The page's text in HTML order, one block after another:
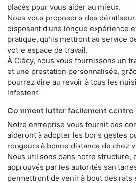
placés pour vous aider au mieux.
Nous vous proposons des
disposant d'une longue expérience
pratique, qu'ils mettront au service
votre espace de travail.
À Clécy, nous vous fournissons un
et une prestation personnalisée,
pourrez dire au revoir à tous les
infestent.
Comment lutter facilement contre
Notre entreprise vous fournit des
aideront à adopter les bons gestes
rongeurs à bonne distance de chez
Nous utilisons dans notre structure,
approuvés par les autorités
permettront de venir à bout des rats